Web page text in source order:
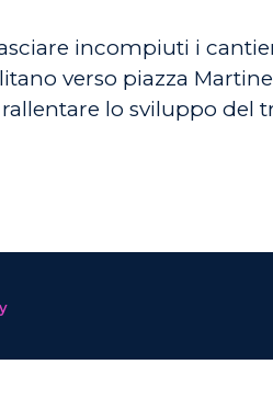
incompiuti i
verso piazza
lo sviluppo del